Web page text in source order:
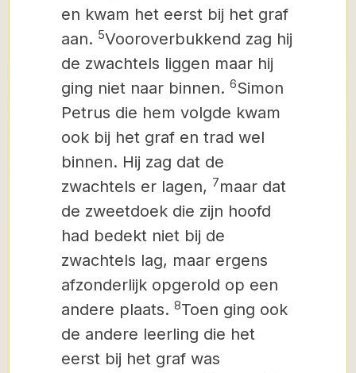
en kwam het eerst bij het graf
aan. 5Vooroverbukkend zag hij
de zwachtels liggen maar hij
ging niet naar binnen. 6Simon
Petrus die hem volgde kwam
ook bij het graf en trad wel
binnen. Hij zag dat de
zwachtels er lagen, 7maar dat
de zweetdoek die zijn hoofd
had bedekt niet bij de
zwachtels lag, maar ergens
afzonderlijk opgerold op een
andere plaats. 8Toen ging ook
de andere leerling die het
eerst bij het graf was